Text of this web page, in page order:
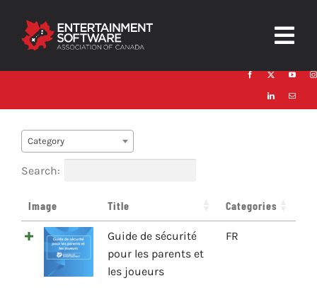
content
About
Trust and Safety
News & Resources
Contact
Category
Search:
Image Title Categories
Guide de sécurité
pour les parents et
les joueurs
FR